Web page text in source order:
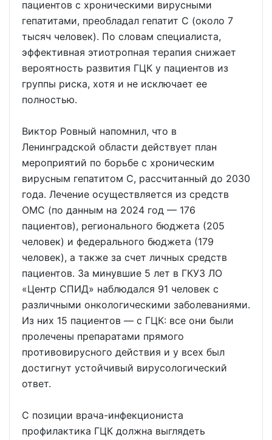
пациентов с хроническими вирусными
гепатитами, преобладал гепатит С (около 7
тысяч человек). По словам специалиста,
эффективная этиотропная терапия снижает
вероятность развития ГЦК у пациентов из
группы риска, хотя и не исключает ее
полностью.
Виктор Ровный напомнил, что в
Ленинградской области действует план
мероприятий по борьбе с хроническим
вирусным гепатитом С, рассчитанный до 2030
года. Лечение осуществляется из средств
ОМС (по данным на 2024 год — 176
пациентов), регионального бюджета (205
человек) и федерального бюджета (179
человек), а также за счет личных средств
пациентов. За минувшие 5 лет в ГКУЗ ЛО
«Центр СПИД» наблюдался 91 человек с
различными онкологическими заболеваниями.
Из них 15 пациентов — с ГЦК: все они были
пролечены препаратами прямого
противовирусного действия и у всех был
достигнут устойчивый вирусологический
ответ.
С позиции врача-инфекциониста
профилактика ГЦК должна выглядеть